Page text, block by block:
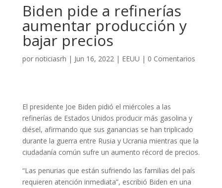
Biden pide a refinerías
aumentar producción y
bajar precios
por noticiasrh | Jun 16, 2022| EEUU | 0 Comentarios
El presidente Joe Biden pidió el miércoles a las
refinerías de Estados Unidos producir más gasolina y
diésel, afirmando que sus ganancias se han triplicado
durante la guerra entre Rusia y Ucrania mientras que la
ciudadanía común sufre un aumento récord de precios.
“Las penurias que están sufriendo las familias del país
requieren atención inmediata”, escribió Biden en una